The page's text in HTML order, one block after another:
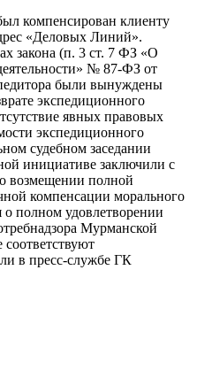
компенсирован клиенту
«Деловых Линий».
закона (п. 3 ст. 7 ФЗ «О
№ 87-ФЗ от
были вынуждены
экспедиционного
явных правовых
экспедиционного
судебном заседании
инициативе заключили с
возмещении полной
компенсации морального
о полном удовлетворении
Мурманской
в пресс-службе ГК